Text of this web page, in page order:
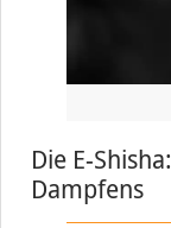
Die E-
Dampfens